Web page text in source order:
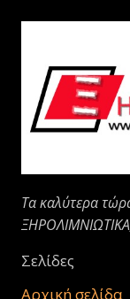
Τα καλύτερα
Σελίδες
Αρχική σελίδα